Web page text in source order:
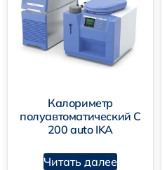
Калориметр
полуавтоматический C
200 auto IKA
Читать далее